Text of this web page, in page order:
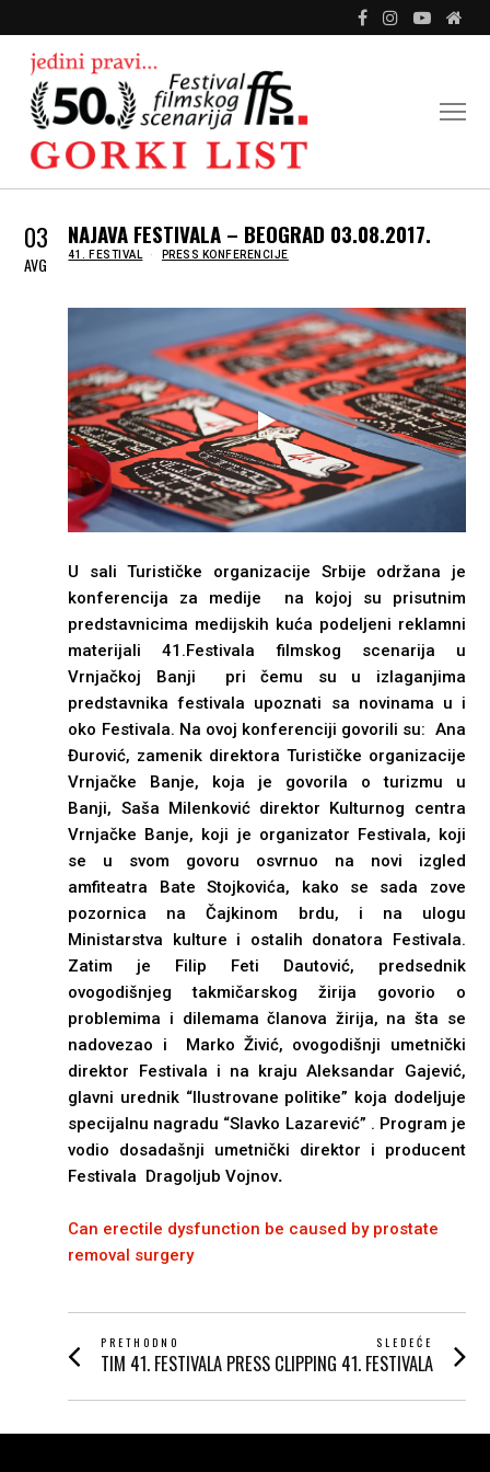
03
AVG
NAJAVA FESTIVALA – BEOGRAD 03.08.2017.
IN
41. FESTIVAL PRESS KONFERENCIJE
U sali Turističke organizacije Srbije održana je
konferencija za medije na kojoj su prisutnim
predstavnicima medijskih kuća podeljeni reklamni
materijali 41.Festivala filmskog scenarija u
Vrnjačkoj Banji pri čemu su u izlaganjima
predstavnika festivala upoznati sa novinama u i
oko Festivala. Na ovoj konferenciji govorili su: Ana
Đurović, zamenik direktora Turističke organizacije
Vrnjačke Banje, koja je govorila o turizmu u
Banji, Saša Milenković direktor Kulturnog centra
Vrnjačke Banje, koji je organizator Festivala, koji
se u svom govoru osvrnuo na novi izgled
amfiteatra Bate Stojkovića, kako se sada zove
pozornica na Čajkinom brdu, i na ulogu
Ministarstva kulture i ostalih donatora Festivala.
Zatim je Filip Feti Dautović, predsednik
ovogodišnjeg takmičarskog žirija govorio o
problemima i dilemama članova žirija, na šta se
nadovezao i Marko Živić, ovogodišnji umetnički
direktor Festivala i na kraju Aleksandar Gajević,
glavni urednik “Ilustrovane politike” koja dodeljuje
specijalnu nagradu “Slavko Lazarević” . Program je
vodio dosadašnji umetnički direktor i producent
Festivala Dragoljub Vojnov.
Can erectile dysfunction be caused by prostate
removal surgery
POST
NAVIGATION
PRETHODNO
Prethodni
TIM 41. FESTIVALA
SLEDEĆE
Next
PRESS CLIPPING 41. FESTIVALA